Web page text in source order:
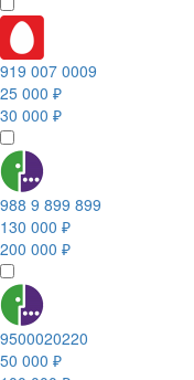
919 007 0009
25 000 ₽
30 000 ₽
988 9 899 899
130 000 ₽
200 000 ₽
9500020220
50 000 ₽